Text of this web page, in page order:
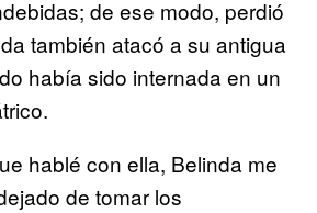
de ese modo, perdió
también atacó a su antigua
había sido internada en un
hablé con ella, Belinda me
de tomar los